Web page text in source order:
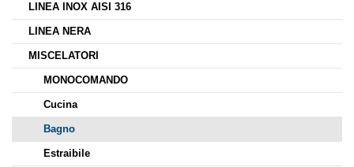
LINEA INOX AISI 316
LINEA NERA
MISCELATORI
MONOCOMANDO
Cucina
Bagno
Estraibile